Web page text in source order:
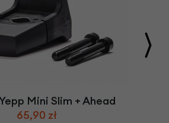
Mini Slim + Ahead
65,90 zł